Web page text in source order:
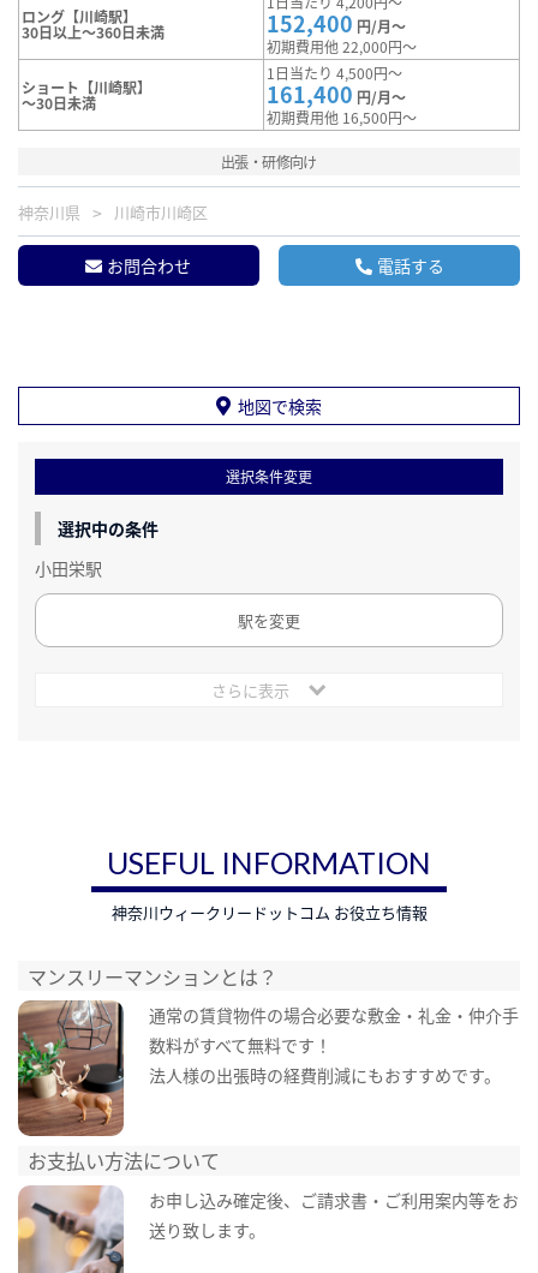
ロング【川崎駅】
30日以上～360日未満 152,400 円/月～
初期費用他 22,000円～
ショート【川崎駅】
～30日未満
1日当たり 4,500円～
161,400 円/月～
初期費用他 16,500円～
出張・研修向け
神奈川県 川崎市川崎区
お問合わせ 電話する
地図で検索
選択条件変更
選択中の条件
小田栄駅
駅を変更
さらに表示
USEFUL INFORMATION
神奈川ウィークリードットコム お役立ち情報
マンスリーマンションとは？
通常の賃貸物件の場合必要な敷金・礼金・仲介手
数料がすべて無料です！
法人様の出張時の経費削減にもおすすめです。
お支払い方法について
お申し込み確定後、ご請求書・ご利用案内等をお
送り致します。